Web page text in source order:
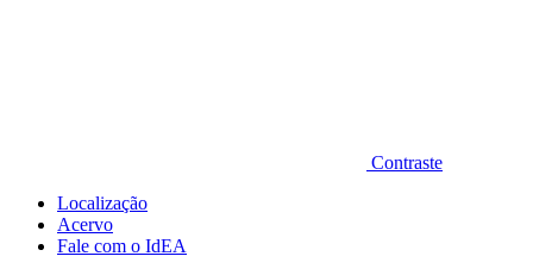
Contraste
Localização
Acervo
Fale com o IdEA